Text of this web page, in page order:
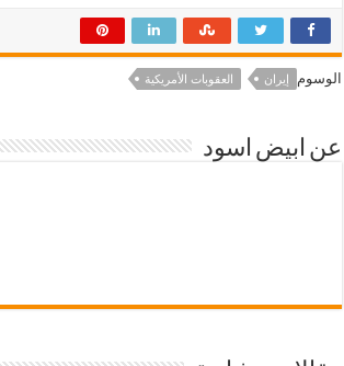
الوسوم إيران العقوبات الأمريكية
عن ابيض اسود